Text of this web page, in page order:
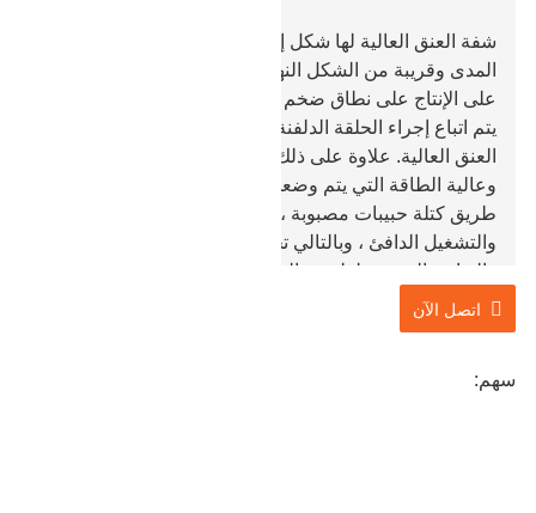
شفة العنق العالية لها شكل إنتاج مرن ، ومتطلبات منخفضة
المدى وقريبة من الشكل النهائي المقدم ، لذلك فهي قادرة
على الإنتاج على نطاق ضخم وتوفير النفقات.
يتم اتباع إجراء الحلقة الدلفنة غير الملحومة في إنتاج حافة
العنق العالية. علاوة على ذلك ، يتم تحقيق القوة الاستثنائية
وعالية الطاقة التي يتم وضعها على حافة العنق العالية عن
طريق كتلة حبيبات مصبوبة ، مما يقلل من حجم الحبيبات
والتشغيل الدافئ ، وبالتالي تحسين الخواص الميكانيكية
والتوازن المعدني لطريقة التشكيل بالقالب المفتوح.
اتصل الآن
سهم: